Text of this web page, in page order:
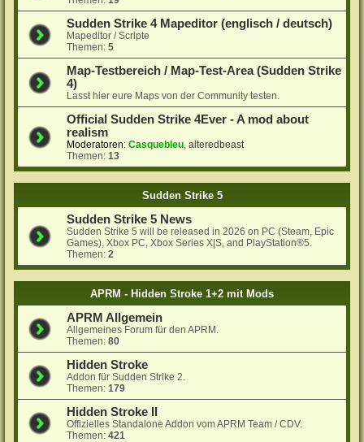
Sudden Strike 4 Mapeditor (englisch / deutsch)
Mapeditor / Scripte
Themen:5
Map-Testbereich / Map-Test-Area (Sudden Strike
4)
Lasst hier eure Maps von der Community testen.
Official Sudden Strike 4Ever - A mod about
realism
Moderatoren: Casquebleu,alteredbeast
Themen:13
Sudden Strike 5
Sudden Strike 5 News
Sudden Strike 5 will be released in 2026 on PC (Steam, Epic
Games), Xbox PC, Xbox Series X|S, and PlayStation®5.
Themen:2
APRM - Hidden Stroke 1+2 mit Mods
APRM Allgemein
Allgemeines Forum für den APRM.
Themen:80
Hidden Stroke
Addon für Sudden Strike 2.
Themen:179
Hidden Stroke II
Offizielles Standalone Addon vom APRM Team / CDV.
Themen:421